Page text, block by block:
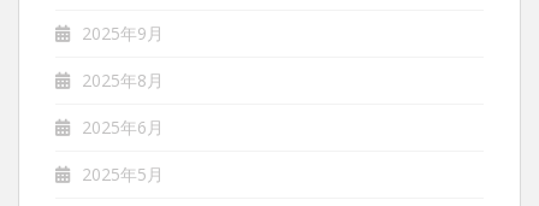
2025年9月
2025年8月
2025年6月
2025年5月